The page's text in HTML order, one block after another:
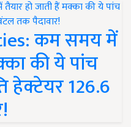
कम समय में
की ये पांच
हेक्टेयर 126.6